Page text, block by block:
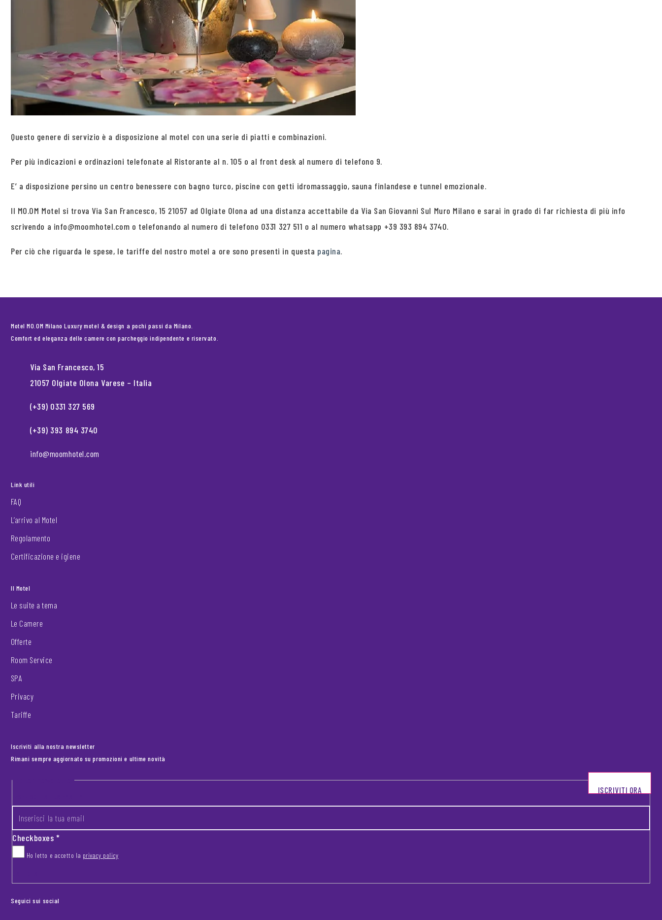
Questo genere di servizio è a disposizione al motel con una serie di piatti e combinazioni.
Per più indicazioni e ordinazioni telefonate al Ristorante al n. 105 o al front desk al numero di telefono 9.
E’ a disposizione persino un centro benessere con bagno turco, piscine con getti idromassaggio, sauna finlandese e tunnel emozionale.
Il MO.OM Motel si trova Via San Francesco, 15 21057 ad Olgiate Olona ad una distanza accettabile da Via San Giovanni Sul Muro Milano e sarai in grado di far richiesta di più info
scrivendo a info@moomhotel.com o telefonando al numero di telefono 0331 327 511 o al numero whatsapp +39 393 894 3740.
Per ciò che riguarda le spese, le tariffe del nostro motel a ore sono presenti in questa pagina.
Motel MO.OM Milano Luxury motel & design a pochi passi da Milano.
Comfort ed eleganza delle camere con parcheggio indipendente e riservato.
Via San Francesco, 15
21057 Olgiate Olona Varese – Italia
(+39) 0331 327 569
(+39) 393 894 3740
info@moomhotel.com
Link utili
FAQ
L’arrivo al Motel
Regolamento
Certificazione e igiene
Il Motel
Le suite a tema
Le Camere
Offerte
Room Service
SPA
Privacy
Tariffe
Iscriviti alla nostra newsletter
Rimani sempre aggiornato su promozioni e ultime novità
Footer newsletter
Checkboxes*
Ho letto e accetto la privacy policy
ISCRIVITI ORA
Seguici sui social